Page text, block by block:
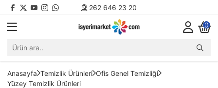
262 646 23 20
0
Anasayfa Temizlik Ürünleri Ofis Genel Temizliği
Yüzey Temizlik Ürünleri